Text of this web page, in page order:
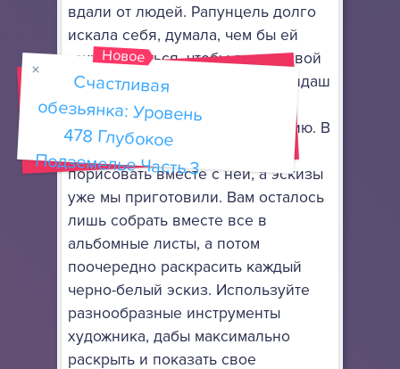
вдали от людей. Рапунцель долго
искала себя, думала, чем бы ей
таким заняться, чтобы занять свой
день, и под руки попался карандаш
с листиком. С этого момента
началась ее страсть к рисованию. В
этой онлайн игре Вы сможете
порисовать вместе с ней, а эскизы
уже мы приготовили. Вам осталось
лишь собрать вместе все в
альбомные листы, а потом
поочередно раскрасить каждый
черно-белый эскиз. Используйте
разнообразные инструменты
художника, дабы максимально
раскрыть и показать свое
Новое
Счастливая
обезьянка: Уровень
478 Глубокое
Подземелье Часть 3